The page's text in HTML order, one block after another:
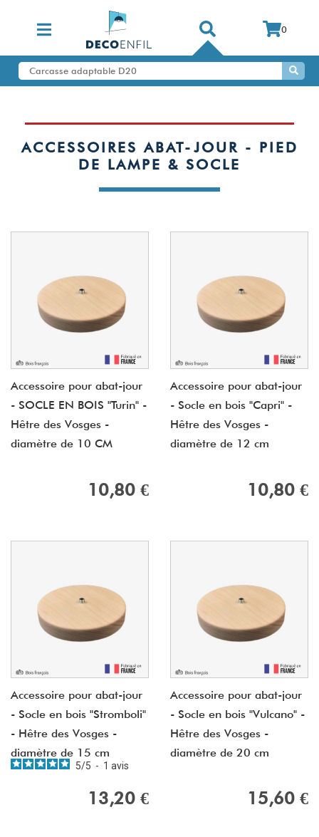
0
ACCESSOIRES ABAT-JOUR - PIED
DE LAMPE & SOCLE
Accessoire pour abat-jour
- SOCLE EN BOIS "Turin" -
Hêtre des Vosges -
diamètre de 10 CM
10,80 €
Accessoire pour abat-jour
- Socle en bois "Capri" -
Hêtre des Vosges -
diamètre de 12 cm
10,80 €
Accessoire pour abat-jour
- Socle en bois "Stromboli"
- Hêtre des Vosges -
diamètre de 15 cm
5/5 - 1 avis
13,20 €
Accessoire pour abat-jour
- Socle en bois "Vulcano" -
Hêtre des Vosges -
diamètre de 20 cm
15,60 €